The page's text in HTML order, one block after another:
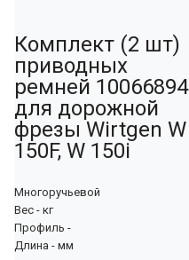
Кoмплект (2 шт)
пpиводных
ремней 10066894
для дoрoжной
фрезы Wirtgen W
150F, W 150i
Многоручьевой
Вес - кг
Профиль -
Длина - мм